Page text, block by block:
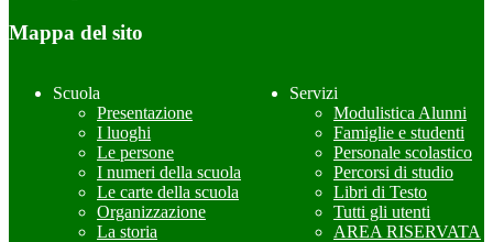
Mappa del sito
Scuola
Presentazione
I luoghi
Le persone
I numeri della scuola
Le carte della scuola
Organizzazione
La storia
Servizi
Modulistica Alunni
Famiglie e studenti
Personale scolastico
Percorsi di studio
Libri di Testo
Tutti gli utenti
AREA RISERVATA